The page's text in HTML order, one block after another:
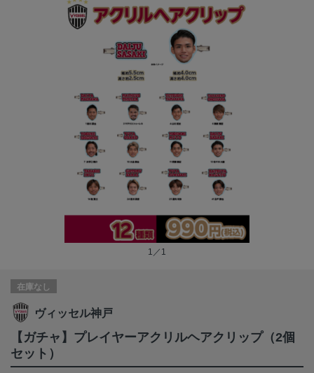
1／1
在庫なし
ヴィッセル神戸
【ガチャ】プレイヤーアクリルヘアクリップ（2個
セット）